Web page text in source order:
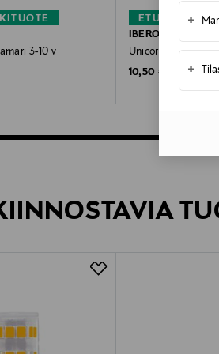
+
+
3-10 v
IBERO
Unicorn-kaulakoru
Original Price
10,50 €